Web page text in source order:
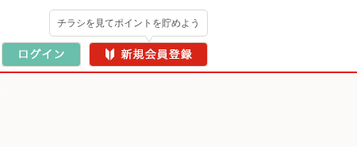
チラシを見てポイントを貯めよう